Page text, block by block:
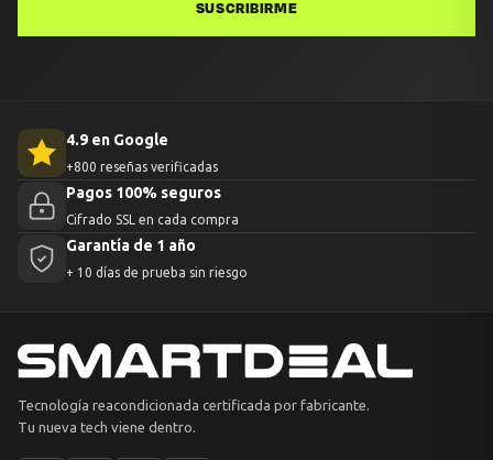
SUSCRIBIRME
4.9 en Google
+800 reseñas verificadas
Pagos 100% seguros
Cifrado SSL en cada compra
Garantía de 1 año
+ 10 días de prueba sin riesgo
Tecnología reacondicionada certificada por fabricante.
Tu nueva tech viene dentro.